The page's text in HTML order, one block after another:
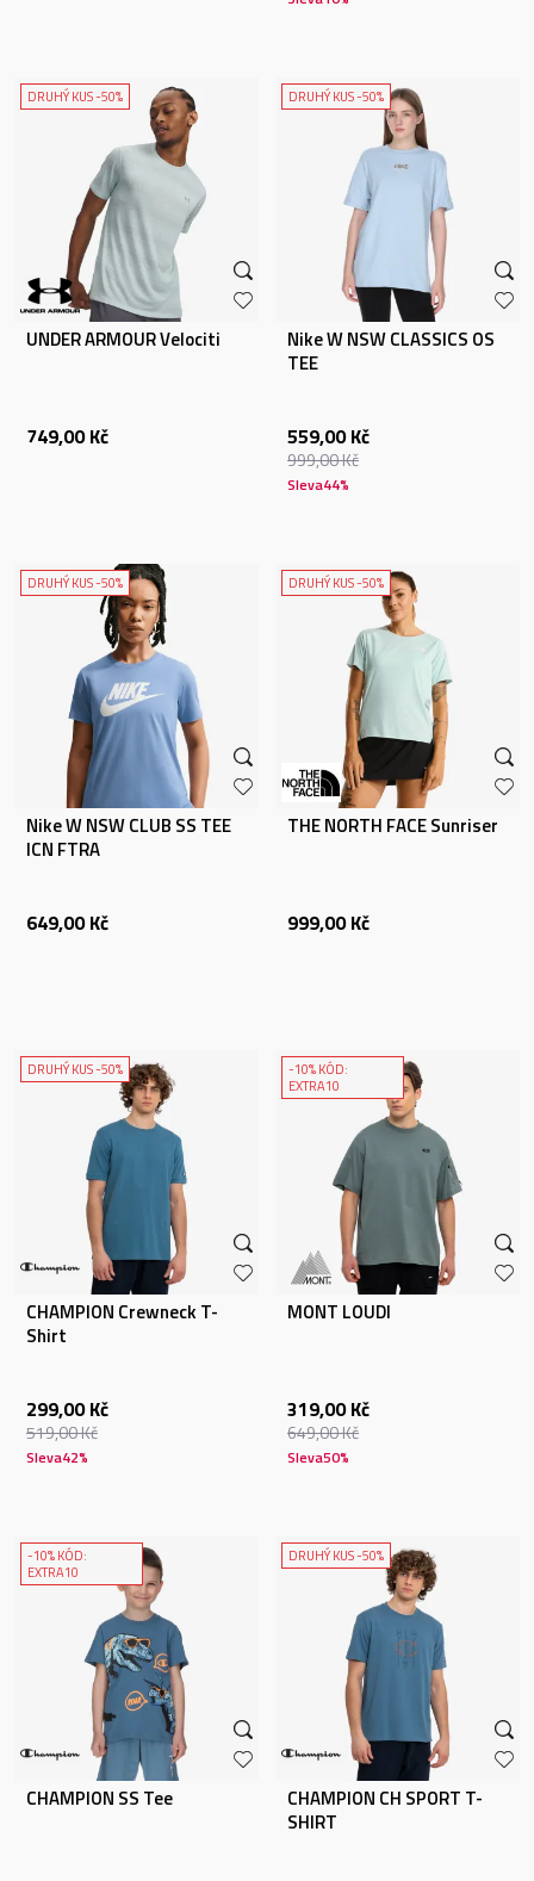
DRUHÝ KUS -50%
UNDER ARMOUR Velociti
749,00 Kč
DRUHÝ KUS -50%
Nike W NSW CLASSICS OS
TEE
559,00 Kč
999,00Kč
Sleva44%
DRUHÝ KUS -50%
Nike W NSW CLUB SS TEE
ICN FTRA
649,00 Kč
DRUHÝ KUS -50%
THE NORTH FACE Sunriser
999,00 Kč
DRUHÝ KUS -50%
CHAMPION Crewneck T-
Shirt
299,00 Kč
519,00Kč
Sleva42%
-10% KÓD:
EXTRA10
MONT LOUDI
319,00 Kč
649,00Kč
Sleva50%
-10% KÓD:
EXTRA10
CHAMPION SS Tee
DRUHÝ KUS -50%
CHAMPION CH SPORT T-
SHIRT